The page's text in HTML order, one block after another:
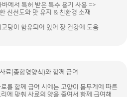
에서 특허 받은 특수 용기 사용 =>
신선도와 맛 유지 & 친환경 소재
당이 함유되어 있어 장 건강에 도움
료(종합영양식)와 함께 급여
를 함께 급여 시에는 고양이 몸무게에 따른
에 맞춰 사료의 양을 줄여서 함께 급여해